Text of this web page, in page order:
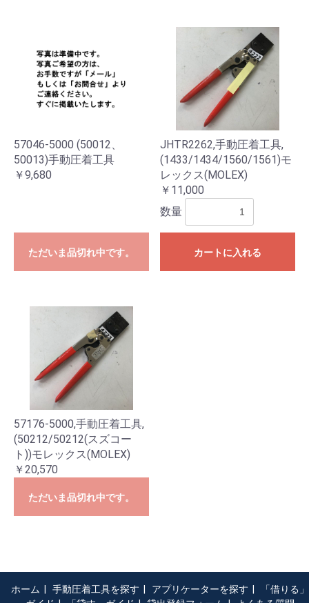
57046-5000 (50012、
50013)手動圧着工具
￥9,680
ただいま品切れ中です。
JHTR2262,手動圧着工具,
(1433/1434/1560/1561)モ
レックス(MOLEX)
￥11,000
数量
カートに入れる
57176-5000,手動圧着工具,
(50212/50212(スズコー
ト))モレックス(MOLEX)
￥20,570
ただいま品切れ中です。
ホーム 手動圧着工具を探す アプリケーターを探す
「借りる」